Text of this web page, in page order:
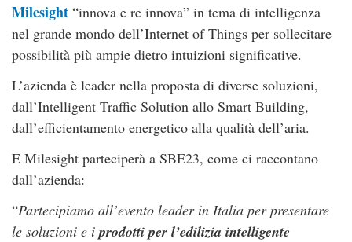
Milesight “innova e re innova” in tema di intelligenza
nel grande mondo dell’Internet of Things per sollecitare
possibilità più ampie dietro intuizioni significative.
L’azienda è leader nella proposta di diverse soluzioni,
dall’Intelligent Traffic Solution allo Smart Building,
dall’efficientamento energetico alla qualità dell’aria.
E Milesight parteciperà a SBE23, come ci raccontano
dall’azienda:
“Partecipiamo all’evento leader in Italia per presentare
le soluzioni e iprodotti per l’edilizia intelligente